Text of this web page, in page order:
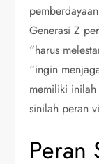
Generasi Z
“harus
“ingin
memiliki
sinilah peran
Peran